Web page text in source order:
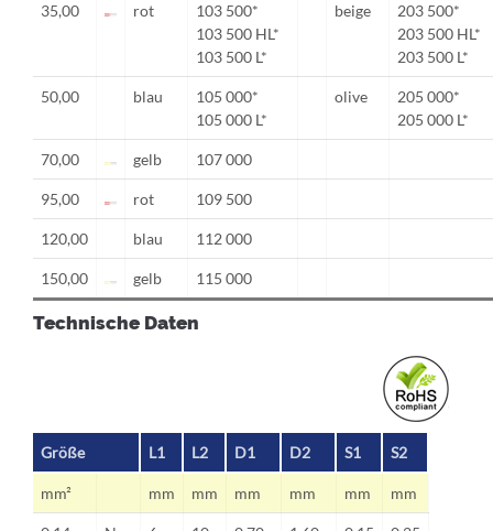
35,00 rot
103 500*
103 500 HL*
103 500 L*
beige
203 500*
203 500 HL*
203 500 L*
50,00 blau
105 000*
105 000 L*
olive
205 000*
205 000 L*
70,00 gelb 107 000
95,00 rot 109 500
120,00 blau 112 000
150,00 gelb 115 000
Technische Daten
Größe L1 L2 D1 D2 S1 S2
mm² mm mm mm mm mm mm